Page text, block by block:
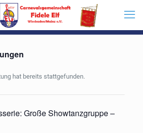
hat bereits stattgefunden.
Große Showtanzgruppe –